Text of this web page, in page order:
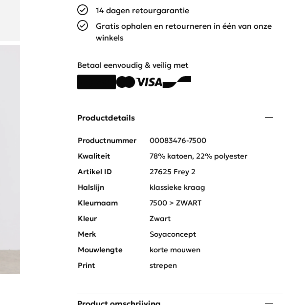
14 dagen retourgarantie
Gratis ophalen en retourneren in één van onze
winkels
Betaal eenvoudig & veilig met
Productdetails
Productnummer
00083476-7500
Kwaliteit
78% katoen, 22% polyester
Artikel ID
27625 Frey 2
Halslijn
klassieke kraag
Kleurnaam
7500 > ZWART
Kleur
Zwart
Merk
Soyaconcept
Mouwlengte
korte mouwen
Print
strepen